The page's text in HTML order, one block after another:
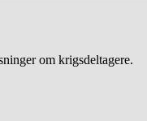
om krigsdeltagere.